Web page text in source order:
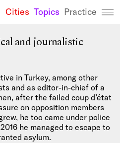
We
Cities Topics Practice
and journalistic
in Turkey, among other
and as editor-in-chief of a
after the failed coup d’état
on opposition members
he too came under police
he managed to escape to
asylum.